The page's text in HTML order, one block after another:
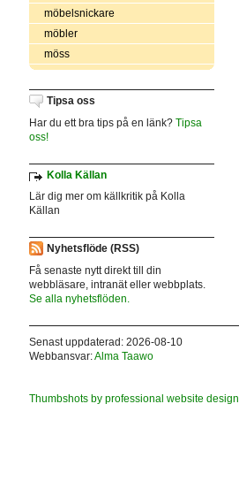
möbelsnickare
möbler
möss
Tipsa oss
Har du ett bra tips på en länk? Tipsa
oss!
Kolla Källan
Lär dig mer om källkritik på Kolla
Källan
Nyhetsflöde (RSS)
Få senaste nytt direkt till din
webbläsare, intranät eller webbplats.
Se alla nyhetsflöden.
Senast uppdaterad: 2026-08-10
Webbansvar:Alma Taawo
Thumbshots by professional website design